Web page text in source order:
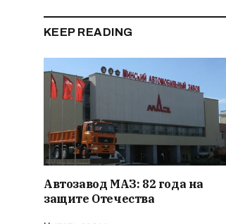
KEEP READING
Автозавод МАЗ: 82 года на
защите Отечества